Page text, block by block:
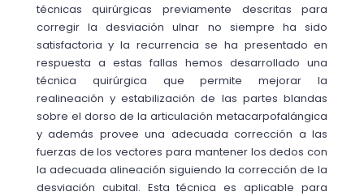
técnicas quirúrgicas previamente descritas para
corregir la desviación ulnar no siempre ha sido
satisfactoria y la recurrencia se ha presentado en
respuesta a estas fallas hemos desarrollado una
técnica quirúrgica que permite mejorar la
realineación y estabilización de las partes blandas
sobre el dorso de la articulación metacarpofalángica
y además provee una adecuada corrección a las
fuerzas de los vectores para mantener los dedos con
la adecuada alineación siguiendo la corrección de la
desviación cubital. Esta técnica es aplicable para